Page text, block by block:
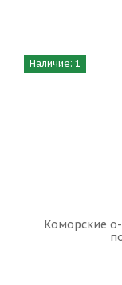
Наличие: 1
Коморские